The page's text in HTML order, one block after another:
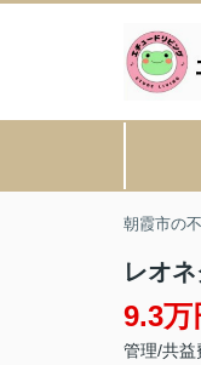
朝霞市の
レオ
9.3万
管理/共益